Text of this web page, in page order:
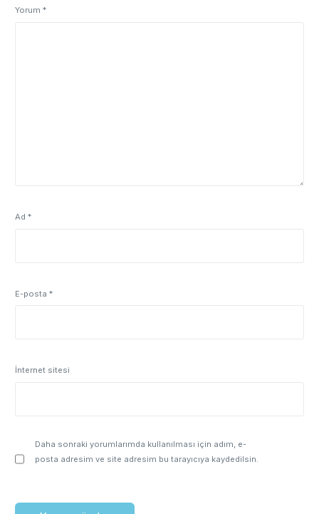
Yorum*
Ad*
E-posta*
İnternet sitesi
Daha sonraki yorumlarımda kullanılması için adım, e-
posta adresim ve site adresim bu tarayıcıya kaydedilsin.